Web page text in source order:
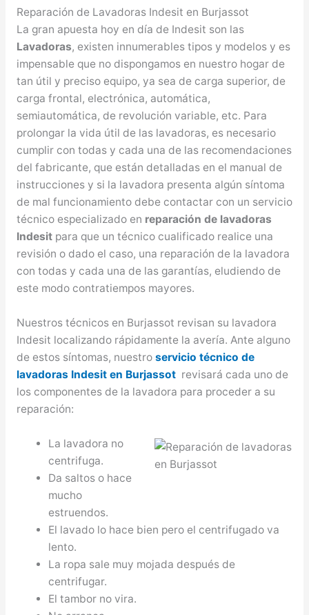
Reparación de Lavadoras Indesit en Burjassot
La gran apuesta hoy en día de Indesit son las
Lavadoras, existen innumerables tipos y modelos y es
impensable que no dispongamos en nuestro hogar de
tan útil y preciso equipo, ya sea de carga superior, de
carga frontal, electrónica, automática,
semiautomática, de revolución variable, etc. Para
prolongar la vida útil de las lavadoras, es necesario
cumplir con todas y cada una de las recomendaciones
del fabricante, que están detalladas en el manual de
instrucciones y si la lavadora presenta algún síntoma
de mal funcionamiento debe contactar con un servicio
técnico especializado en reparación de lavadoras
Indesitpara que un técnico cualificado realice una
revisión o dado el caso, una reparación de la lavadora
con todas y cada una de las garantías, eludiendo de
este modo contratiempos mayores.
Nuestros técnicos en Burjassot revisan su lavadora
Indesit localizando rápidamente la avería. Ante alguno
de estos síntomas, nuestro servicio técnico de
lavadoras Indesit en Burjassot revisará cada uno de
los componentes de la lavadora para proceder a su
reparación:
La lavadora no
centrifuga.
Da saltos o hace
mucho
estruendos.
El lavado lo hace bien pero el centrifugado va
lento.
La ropa sale muy mojada después de
centrifugar.
El tambor no vira.